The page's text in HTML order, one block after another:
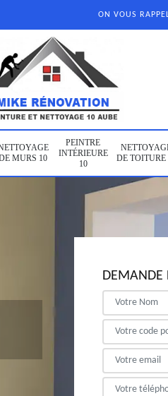
ON VOUS
MURS 10
PEINTRE
INTÉRIEURE
10
DE TOITURE
DEMANDE